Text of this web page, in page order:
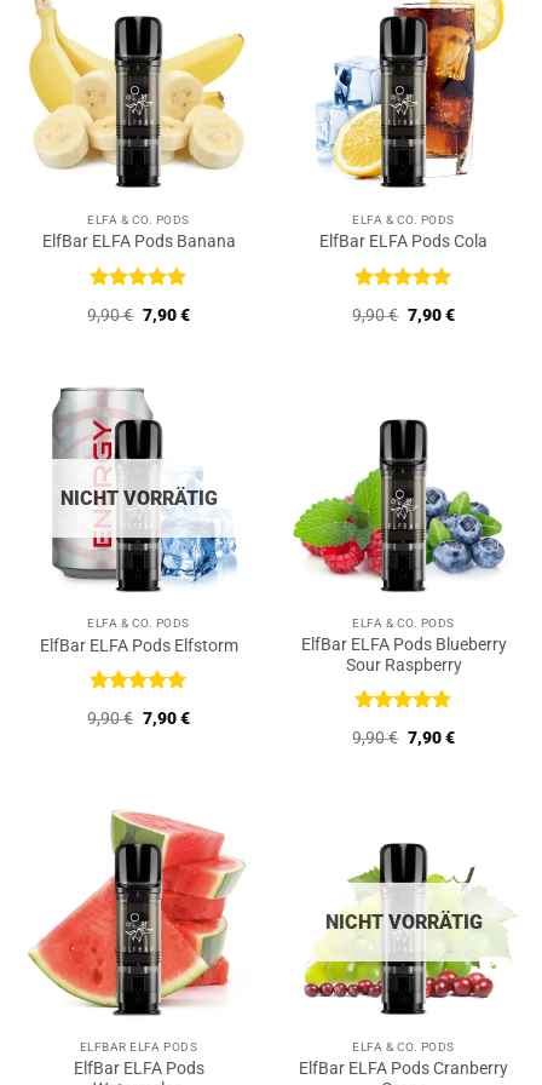
ELFA & CO. PODS
ElfBar ELFA Pods Banana
Bewertet
mit 5 von
9,90€ Ursprünglicher
Preis
7,90€Aktueller
ELFA & CO. PODS
ElfBar ELFA Pods Cola
Bewertet
mit 5 von
9,90€ Ursprünglicher
Preis
7,90€Aktueller
NICHT VORRÄTIG
ELFA & CO. PODS
ElfBar ELFA Pods Elfstorm
Bewertet
mit 5 von
9,90€ Ursprünglicher
Preis
7,90€Aktueller
ELFA & CO. PODS
ElfBar ELFA Pods Blueberry
Sour Raspberry
Bewertet
mit 5 von
9,90€ Ursprünglicher
Preis
7,90€Aktueller
ELFBAR ELFA PODS
ElfBar ELFA Pods
NICHT VORRÄTIG
ELFA & CO. PODS
ElfBar ELFA Pods Cranberry